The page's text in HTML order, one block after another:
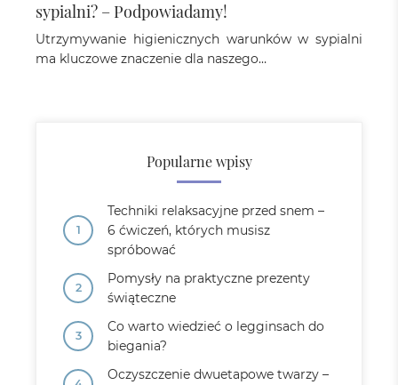
sypialni? – Podpowiadamy!
Utrzymywanie higienicznych warunków w sypialni
ma kluczowe znaczenie dla naszego…
Popularne wpisy
Techniki relaksacyjne przed snem –
6 ćwiczeń, których musisz
spróbować
Pomysły na praktyczne prezenty
świąteczne
Co warto wiedzieć o legginsach do
biegania?
Oczyszczenie dwuetapowe twarzy –